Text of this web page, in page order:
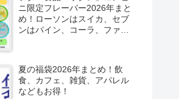
ン、ファミマ、ローソン、デ
イリーヤマザキ、ミニストッ
プなどで！クーラーバッグ
ニ限定フレーバー2026年まと
め！ローソンはスイカ、セブ
ンはパイン、コーラ、ファミ
夏の福袋2026年まとめ！飲
食、カフェ、雑貨、アパレル
などもお得！